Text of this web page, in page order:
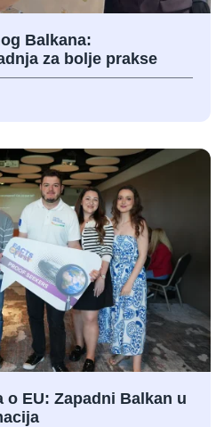
Balkana:
za bolje prakse
EU: Zapadni Balkan u